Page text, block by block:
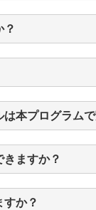
？
本プログラム
ますか？
か？